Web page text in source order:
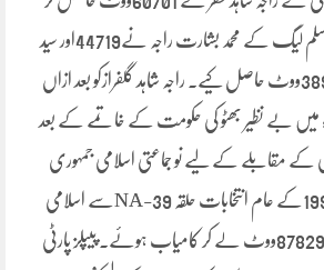
کے کامیابی حاصل کی ۔مسلم لیگ کے محمد بشارت راجہ نے44719اور سید
ریاض حسین شاہ نے 38996ووٹ حاصل کیے۔ راجہ شاہد گلفرازکو بعد ازاں
وزیر بنا دیاگیا۔1990ء میں بے نظیر بھٹو کی حکومت کے خاتمے کے بعد
کے مقابلے کے لیے نو جماعتی اسلامی جمہوری
اتحاد معرض وجود میں آیا 1990کے عام انتخابات حلقہ NA-39سے اسلامی
جمہوری کے محمد اعجازالحق 87829ووٹ لے کر کامیاب ہوئے۔ پیپلز پارٹی